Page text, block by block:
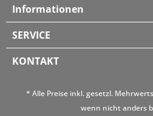
Informationen
SERVICE
KONTAKT
* Alle Preise inkl. gesetzl.
wenn nicht anders